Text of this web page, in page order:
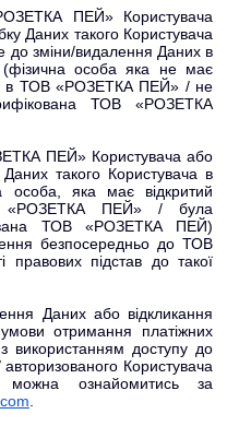
ПЕЙ» Користувача
Даних такого Користувача
до зміни/видалення Даних в
(фізична особа яка не має
в ТОВ «РОЗЕТКА ПЕЙ» / не
ТОВ «РОЗЕТКА
ПЕЙ» Користувача або
такого Користувача в
особа, яка має відкритий
«РОЗЕТКА ПЕЙ» / була
ТОВ «РОЗЕТКА ПЕЙ)
безпосередньо до ТОВ
підстав до такої
Даних або відкликання
отримання платіжних
доступу до
Користувача
ознайомитись за
.